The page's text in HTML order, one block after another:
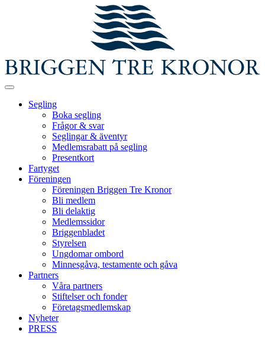
Segling
Boka segling
Frågor & svar
Seglingar & äventyr
Medlemsrabatt på segling
Presentkort
Fartyget
Föreningen
Föreningen Briggen Tre Kronor
Bli medlem
Bli delaktig
Medlemssidor
Briggenbladet
Styrelsen
Ungdomar ombord
Minnesgåva, testamente och gåva
Partners
Våra partners
Stiftelser och fonder
Företagsmedlemskap
Nyheter
PRESS